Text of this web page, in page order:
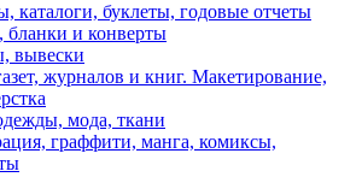
каталоги, буклеты, годовые отчеты
бланки и конверты
вывески
журналов и книг. Макетирование,
мода, ткани
граффити, манга, комиксы,